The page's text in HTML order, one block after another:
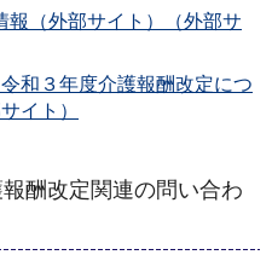
報（外部サイト）（外部サ
和３年度介護報酬改定につ
イト）
酬改定関連の問い合わ